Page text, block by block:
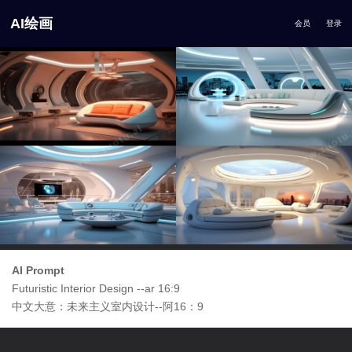
AI绘画 会员 登录
AI Prompt
Futuristic Interior Design --ar 16:9
中文大意：未来主义室内设计--阿16：9